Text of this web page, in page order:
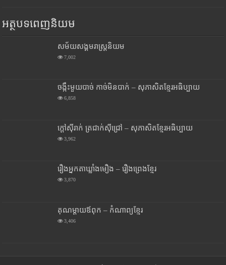
អត្ថបទពេញនិយម
សម័យសង្គមរាស្រ្តនិយម
7,002
ចង្កឹះមួយបាច់ កាច់មិនបាក់ – សុភាសិតខ្មែរអធិប្បាយ
6,858
ក្តៅស៊ីរាក់ ត្រជាក់ស៊ីជ្រៅ – សុភាសិតខ្មែរអធិប្បាយ
3,962
រឿងអ្នកតាឃ្លាំងមឿង – រឿងព្រេងខ្មែរ
3,870
គុណម្តាយឪពុក – កំណាព្យខ្មែរ
3,406